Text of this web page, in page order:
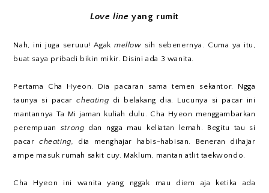
Love line yang rumit
Nah, ini juga seruuu! Agakmellow sih sebenernya. Cuma ya itu,
buat saya pribadi bikin mikir. Disini ada 3 wanita.
Pertama Cha Hyeon. Dia pacaran sama temen sekantor. Ngga
taunya si pacarcheating di belakang dia. Lucunya si pacar ini
mantannya Ta Mi jaman kuliah dulu. Cha Hyeon menggambarkan
perempuan strong dan ngga mau keliatan lemah. Begitu tau si
pacarcheating,
dia menghajar habis-habisan. Beneran dihajar
ampe masuk rumah sakit cuy. Maklum, mantan atlit taekwondo.
Cha Hyeon ini wanita yang nggak mau diem aja ketika ada